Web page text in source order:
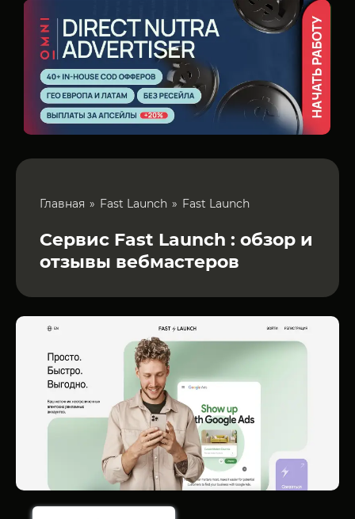
Главная Fast Launch Fast Launch
Сервис Fast Launch : обзор и
отзывы вебмастеров